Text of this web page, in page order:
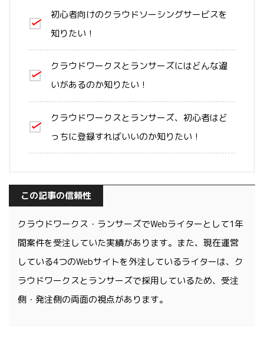
初心者向けのクラウドソーシングサービスを
知りたい！
クラウドワークスとランサーズにはどんな違
いがあるのか知りたい！
クラウドワークスとランサーズ、初心者はど
っちに登録すればいいのか知りたい！
この記事の信頼性
クラウドワークス・ランサーズでWebライターとして1年
間案件を受注していた実績があります。また、現在運営
している4つのWebサイトを外注しているライターは、ク
ラウドワークスとランサーズで採用しているため、受注
側・発注側の両面の視点があります。